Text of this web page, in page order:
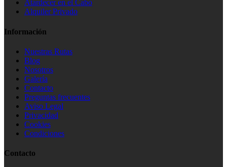
Atardecer en el Cabo
Alquiler Privado
Información
Nuestras Rutas
Blog
Nosotros
Galería
Contacto
Preguntas frecuentes
Aviso Legal
Privacidad
Cookies
Condiciones
Contacto